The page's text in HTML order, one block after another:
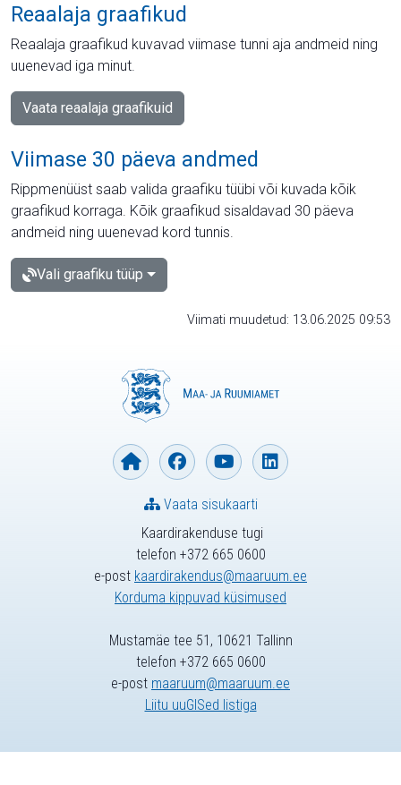
Reaalaja graafikud
Reaalaja graafikud kuvavad viimase tunni aja andmeid ning
uuenevad iga minut.
Vaata reaalaja graafikuid
Viimase 30 päeva andmed
Rippmenüüst saab valida graafiku tüübi või kuvada kõik
graafikud korraga. Kõik graafikud sisaldavad 30 päeva
andmeid ning uuenevad kord tunnis.
Vali graafiku tüüp
Viimati muudetud: 13.06.2025 09:53
Kaardirakenduse tugi
telefon +372 665 0600
e-post kaardirakendus@maaruum.ee
Korduma kippuvad küsimused
Vaata sisukaarti
Mustamäe tee 51, 10621 Tallinn
telefon +372 665 0600
e-post maaruum@maaruum.ee
Liitu uuGISed listiga